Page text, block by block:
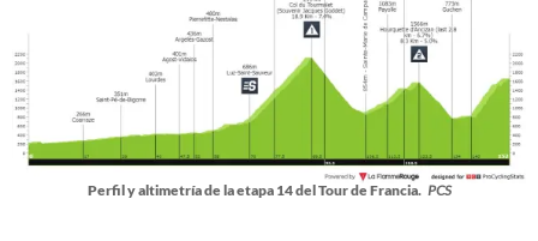
Perfil y altimetría de la etapa 14 del Tour de Francia. PCS